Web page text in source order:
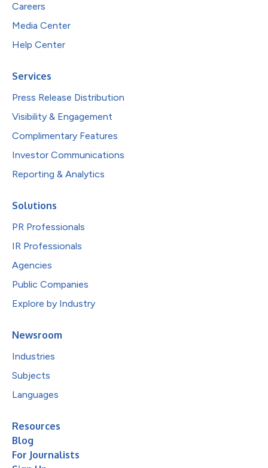
Careers
Media Center
Help Center
Services
Press Release Distribution
Visibility & Engagement
Complimentary Features
Investor Communications
Reporting & Analytics
Solutions
PR Professionals
IR Professionals
Agencies
Public Companies
Explore by Industry
Newsroom
Industries
Subjects
Languages
Resources
Blog
For Journalists